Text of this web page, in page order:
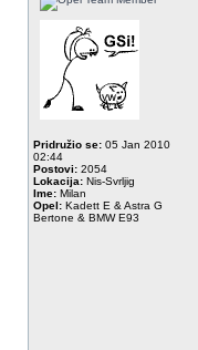
Pridružio se: 05 Jan 2010
02:44
Postovi: 2054
Lokacija: Nis-Svrljig
Ime: Milan
Opel: Kadett E & Astra G
Bertone & BMW E93